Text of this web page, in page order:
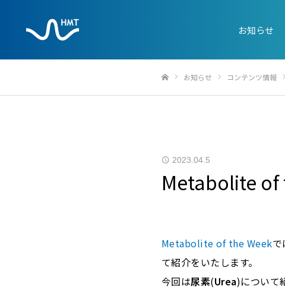
お知らせ
お知らせ コンテンツ情報
2023.04.5
Metabolite of
Metabolite of the Week
て紹介をいたします。
今回は尿素(Urea)について